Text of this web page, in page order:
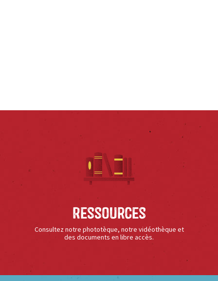
Ressources
Consultez notre phototèque, notre vidéothèque et
des documents en libre accès.